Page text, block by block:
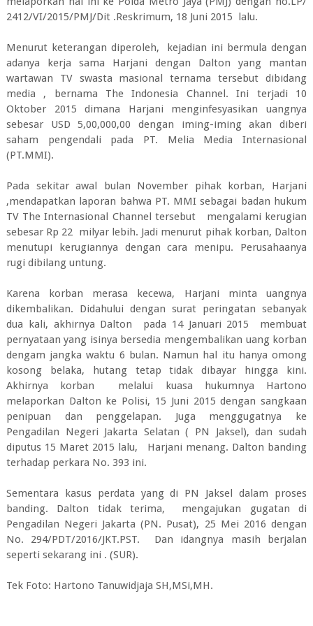
2412/VI/2015/PMJ/Dit .Reskrimum, 18 Juni 2015 lalu.
Menurut keterangan diperoleh, kejadian ini bermula dengan
adanya kerja sama Harjani dengan Dalton yang mantan
wartawan TV swasta masional ternama tersebut dibidang
media , bernama The Indonesia Channel. Ini terjadi 10
Oktober 2015 dimana Harjani menginfesyasikan uangnya
sebesar USD 5,00,000,00 dengan iming-iming akan diberi
saham pengendali pada PT. Melia Media Internasional
(PT.MMI).
Pada sekitar awal bulan November pihak korban, Harjani
,mendapatkan laporan bahwa PT. MMI sebagai badan hukum
TV The Internasional Channel tersebut mengalami kerugian
sebesar Rp 22 milyar lebih. Jadi menurut pihak korban, Dalton
menutupi kerugiannya dengan cara menipu. Perusahaanya
rugi dibilang untung.
Karena korban merasa kecewa, Harjani minta uangnya
dikembalikan. Didahului dengan surat peringatan sebanyak
dua kali, akhirnya Dalton pada 14 Januari 2015 membuat
pernyataan yang isinya bersedia mengembalikan uang korban
dengam jangka waktu 6 bulan. Namun hal itu hanya omong
kosong belaka, hutang tetap tidak dibayar hingga kini.
Akhirnya korban melalui kuasa hukumnya Hartono
melaporkan Dalton ke Polisi, 15 Juni 2015 dengan sangkaan
penipuan dan penggelapan. Juga menggugatnya ke
Pengadilan Negeri Jakarta Selatan ( PN Jaksel), dan sudah
diputus 15 Maret 2015 lalu, Harjani menang. Dalton banding
terhadap perkara No. 393 ini.
Sementara kasus perdata yang di PN Jaksel dalam proses
banding. Dalton tidak terima, mengajukan gugatan di
Pengadilan Negeri Jakarta (PN. Pusat), 25 Mei 2016 dengan
No. 294/PDT/2016/JKT.PST. Dan idangnya masih berjalan
seperti sekarang ini . (SUR).
Tek Foto: Hartono Tanuwidjaja SH,MSi,MH.